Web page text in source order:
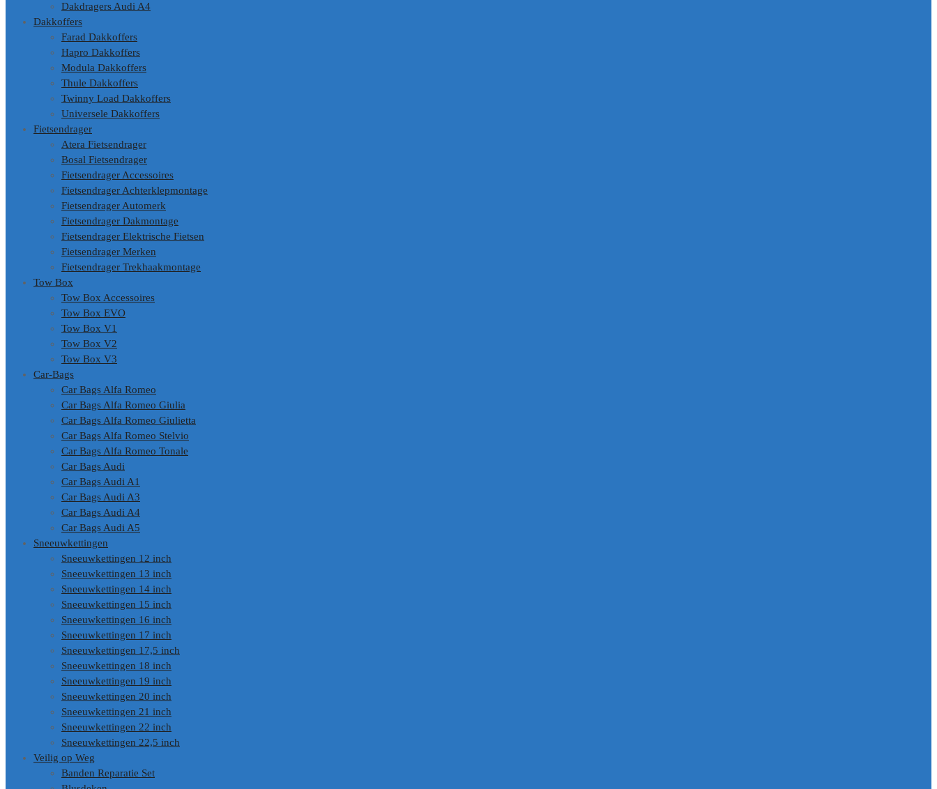
Dakdragers Audi A4
Dakkoffers
Farad Dakkoffers
Hapro Dakkoffers
Modula Dakkoffers
Thule Dakkoffers
Twinny Load Dakkoffers
Universele Dakkoffers
Fietsendrager
Atera Fietsendrager
Bosal Fietsendrager
Fietsendrager Accessoires
Fietsendrager Achterklepmontage
Fietsendrager Automerk
Fietsendrager Dakmontage
Fietsendrager Elektrische Fietsen
Fietsendrager Merken
Fietsendrager Trekhaakmontage
Tow Box
Tow Box Accessoires
Tow Box EVO
Tow Box V1
Tow Box V2
Tow Box V3
Car-Bags
Car Bags Alfa Romeo
Car Bags Alfa Romeo Giulia
Car Bags Alfa Romeo Giulietta
Car Bags Alfa Romeo Stelvio
Car Bags Alfa Romeo Tonale
Car Bags Audi
Car Bags Audi A1
Car Bags Audi A3
Car Bags Audi A4
Car Bags Audi A5
Sneeuwkettingen
Sneeuwkettingen 12 inch
Sneeuwkettingen 13 inch
Sneeuwkettingen 14 inch
Sneeuwkettingen 15 inch
Sneeuwkettingen 16 inch
Sneeuwkettingen 17 inch
Sneeuwkettingen 17,5 inch
Sneeuwkettingen 18 inch
Sneeuwkettingen 19 inch
Sneeuwkettingen 20 inch
Sneeuwkettingen 21 inch
Sneeuwkettingen 22 inch
Sneeuwkettingen 22,5 inch
Veilig op Weg
Banden Reparatie Set